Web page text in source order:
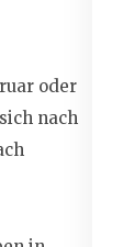
oder
nach